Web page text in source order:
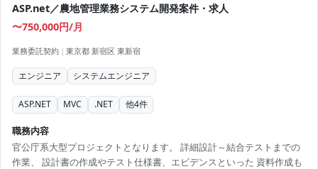
ASP.net／農地管理業務システム開発案件・求人
〜750,000円/月
業務委託契約 | 東京都 新宿区 東新宿
エンジニア システムエンジニア
ASP.NET MVC .NET 他4件
職務内容
官公庁系大型プロジェクトとなります。 詳細設計～結合テストまでの
作業、 設計書の作成やテスト仕様書、エビデンスといった 資料作成も